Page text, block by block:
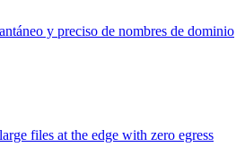
y preciso de nombres de dominio
files at the edge with zero egress